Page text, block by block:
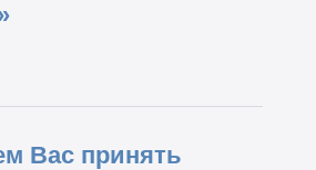
Вас принять